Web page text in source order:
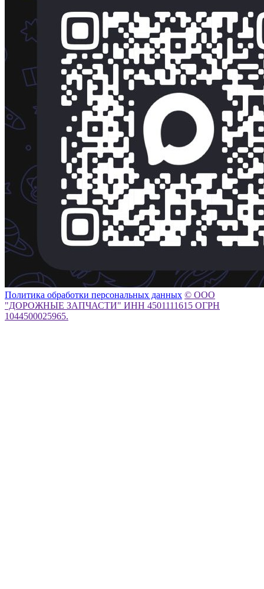
Политика обработки персональных данных © ООО
"ДОРОЖНЫЕ ЗАПЧАСТИ" ИНН 4501111615 ОГРН
1044500025965.